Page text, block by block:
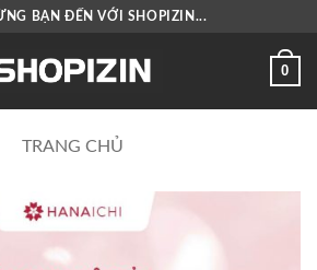
BẠN ĐẾN VỚI SHOPIZIN...
0
TRANG CHỦ